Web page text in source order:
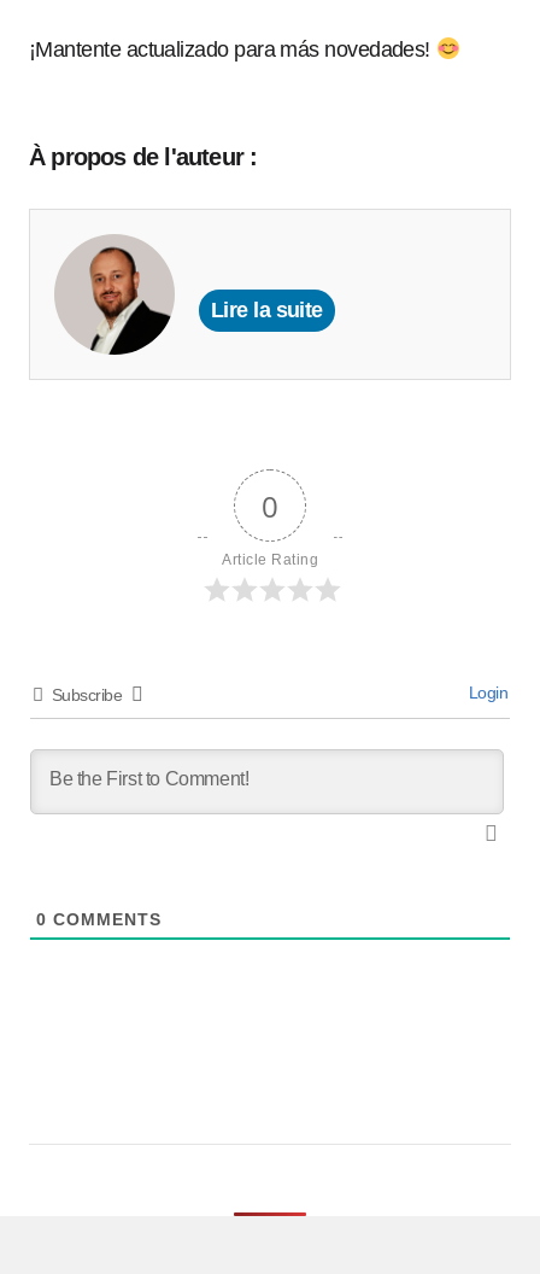
¡Mantente actualizado para más novedades!
À propos de l'auteur :
Lire la suite
0
Article Rating
Subscribe Login
0 COMMENTS